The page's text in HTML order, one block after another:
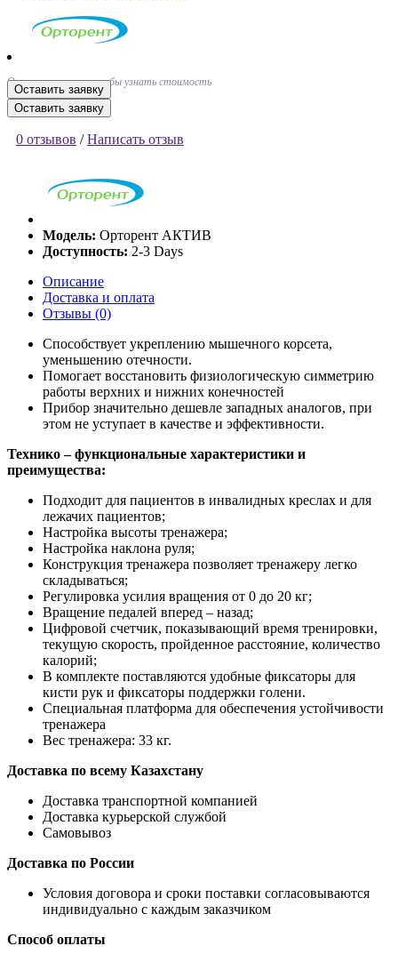
Оставьте заявку, чтобы узнать стоимость
Оставить заявку
Оставить заявку
0 отзывов /Написать отзыв
Модель: Орторент АКТИВ
Доступность: 2-3 Days
Описание
Доставка и оплата
Отзывы (0)
Способствует укреплению мышечного корсета,
уменьшению отечности.
Помогает восстановить физиологическую симметрию
работы верхних и нижних конечностей
Прибор значительно дешевле западных аналогов, при
этом не уступает в качестве и эффективности.
Технико – функциональные характеристики и
преимущества:
Подходит для пациентов в инвалидных креслах и для
лежачих пациентов;
Настройка высоты тренажера;
Настройка наклона руля;
Конструкция тренажера позволяет тренажеру легко
складываться;
Регулировка усилия вращения от 0 до 20 кг;
Вращение педалей вперед – назад;
Цифровой счетчик, показывающий время тренировки,
текущую скорость, пройденное расстояние, количество
калорий;
В комплекте поставляются удобные фиксаторы для
кисти рук и фиксаторы поддержки голени.
Специальная платформа для обеспечения устойчивости
тренажера
Вес тренажера: 33 кг.
Доставка по всему Казахстану
Доставка транспортной компанией
Доставка курьерской службой
Самовывоз
Доставка по России
Условия договора и сроки поставки согласовываются
индивидуально с каждым заказчиком
Способ оплаты